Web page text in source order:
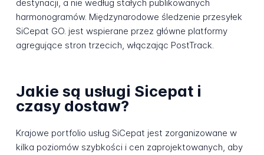
destynacji, a nie według stałych publikowanych
harmonogramów. Międzynarodowe śledzenie przesyłek
SiCepat GO. jest wspierane przez główne platformy
agregujące stron trzecich, włączając PostTrack.
Jakie są usługi Sicepat i
czasy dostaw?
Krajowe portfolio usług SiCepat jest zorganizowane w
kilka poziomów szybkości i cen zaprojektowanych, aby